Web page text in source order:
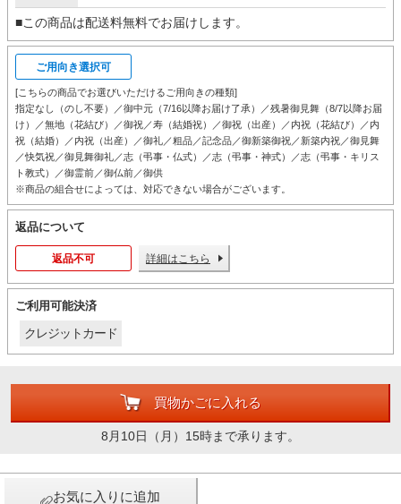
■この商品は配送料無料でお届けします。
ご用向き選択可
[こちらの商品でお選びいただけるご用向きの種類]
指定なし（のし不要）／御中元（7/16以降お届け了承）／残暑御見舞（8/7以降お届
け）／無地（花結び）／御祝／寿（結婚祝）／御祝（出産）／内祝（花結び）／内
祝（結婚）／内祝（出産）／御礼／粗品／記念品／御新築御祝／新築内祝／御見舞
／快気祝／御見舞御礼／志（弔事・仏式）／志（弔事・神式）／志（弔事・キリス
ト教式）／御霊前／御仏前／御供
※商品の組合せによっては、対応できない場合がございます。
返品について
返品不可 詳細はこちら
ご利用可能決済
クレジットカード
買物かごに入れる
8月10日（月）15時まで承ります。
お気に入りに追加